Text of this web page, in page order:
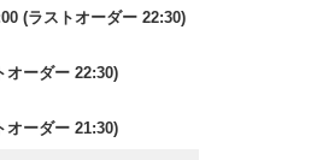
(ラストオーダー 22:30)
オーダー 22:30)
オーダー 21:30)